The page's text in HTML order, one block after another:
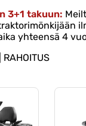
3+1 takuun:
yhteensä 4
RAHOITUS